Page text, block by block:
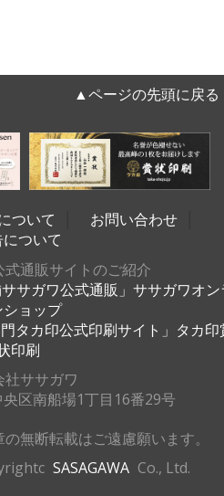
▲ページの先頭に戻る
ついて お問い合わせ
ついて
通販サイトのご紹介
サガワ公式通販」ササガワオン
ショップ
タカ印公式印刷サイト」タカ印
印刷
社ササガワ
区南船場1丁目16番29号
無断転載はご遠慮願います。
SASAGAWA Co., Ltd.